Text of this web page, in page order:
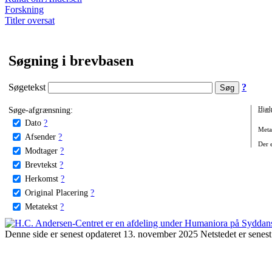
Forskning
Titler oversat
Søgning i brevbasen
Søgetekst ?
Søge-afgrænsning:
Dato ?
Afsender ?
Modtager ?
Brevtekst ?
Herkomst ?
Original Placering ?
Metatekst ?
Der
Denne side er senest opdateret 13. november 2025 Netstedet er